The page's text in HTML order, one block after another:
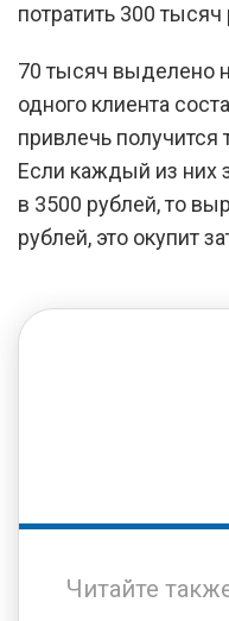
потратить 300 тысяч
70 тысяч выделено
одного клиента
привлечь получится
Если каждый из них
в 3500 рублей, то
рублей, это окупит
Читайте